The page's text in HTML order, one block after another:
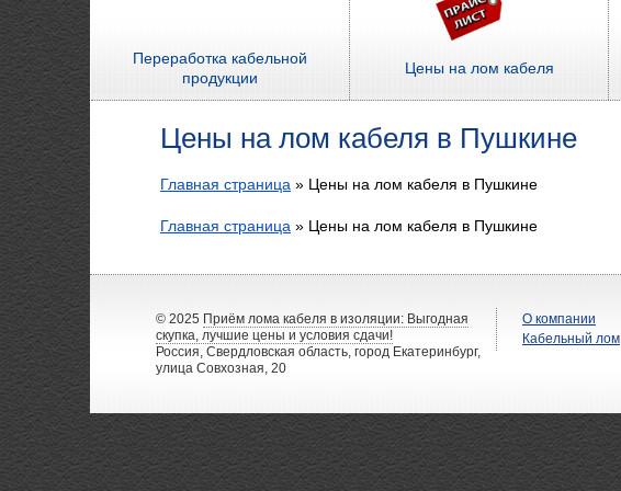
Переработка кабельной
продукции
Цены на лом кабеля
Цены на лом кабеля в Пушкине
Главная страница » Цены на лом кабеля в Пушкине
Главная страница » Цены на лом кабеля в Пушкине
© 2025 Приём лома кабеля в изоляции: Выгодная
скупка, лучшие цены и условия сдачи!
Россия, Свердловская область, город Екатеринбург,
улица Совхозная, 20
О компании
Кабельный лом